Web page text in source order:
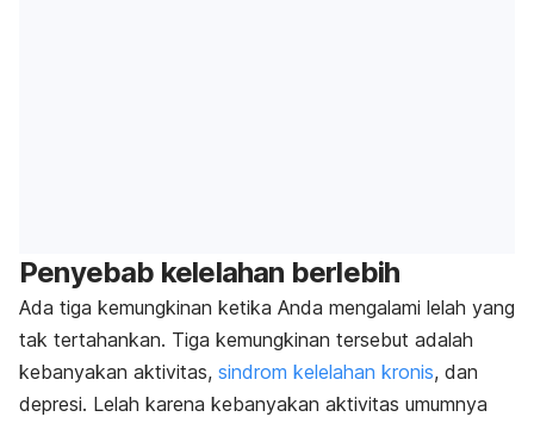
Penyebab kelelahan berlebih
Ada tiga kemungkinan ketika Anda mengalami lelah yang
tak tertahankan. Tiga kemungkinan tersebut adalah
kebanyakan aktivitas, sindrom kelelahan kronis, dan
depresi. Lelah karena kebanyakan aktivitas umumnya